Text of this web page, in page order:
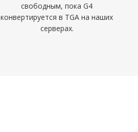
свободным, пока G4
конвертируется в TGA на наших
серверах.